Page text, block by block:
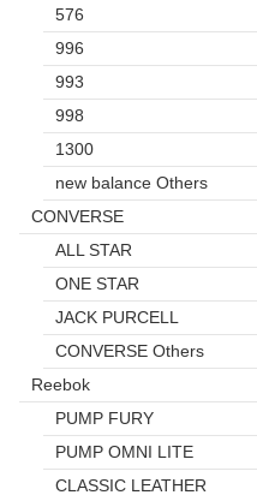
576
996
993
998
1300
new balance Others
CONVERSE
ALL STAR
ONE STAR
JACK PURCELL
CONVERSE Others
Reebok
PUMP FURY
PUMP OMNI LITE
CLASSIC LEATHER